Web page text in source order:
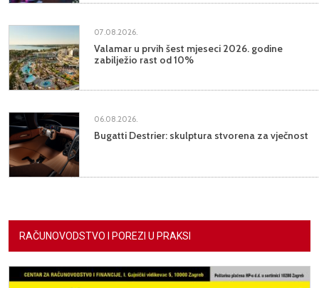
07.08.2026.
Valamar u prvih šest mjeseci 2026. godine
zabilježio rast od 10%
06.08.2026.
Bugatti Destrier: skulptura stvorena za vječnost
RAČUNOVODSTVO I POREZI U PRAKSI